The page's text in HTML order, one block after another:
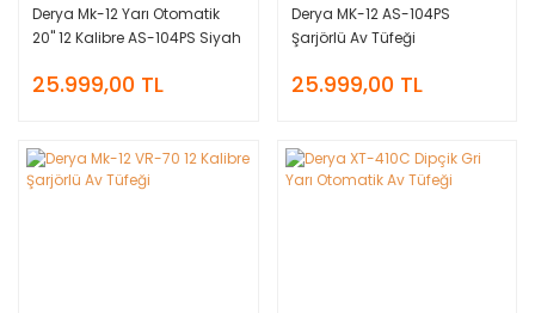
Derya Mk-12 Yarı Otomatik
20'' 12 Kalibre AS-104PS Siyah
25.999,00 TL
Derya MK-12 AS-104PS
Şarjörlü Av Tüfeği
25.999,00 TL